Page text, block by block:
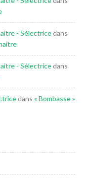
- Sélectricedans
- Sélectricedans
dans « Bombasse »